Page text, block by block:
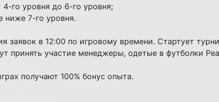
го уровня до 6-го уровня;
ниже 7-го уровня.
заявок в 12:00 по игровому времени. Стартует
принять участие менеджеры, одетые в футболки
получают 100% бонус опыта.